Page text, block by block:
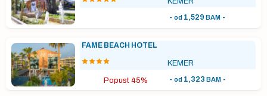
- od 1,529 BAM-
FAME BEACH HOTEL
KEMER
Popust 45% - od 1,323 BAM-